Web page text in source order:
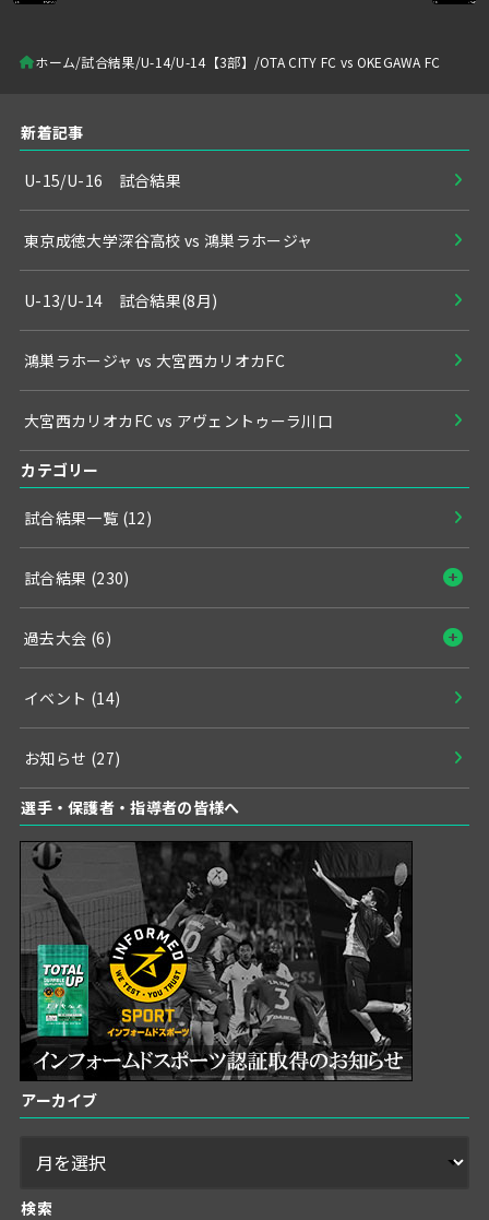
ホーム 試合結果 U-14 U-14【3部】 OTA CITY FC vs OKEGAWA FC
新着記事
U-15/U-16 試合結果
東京成徳大学深谷高校 vs 鴻巣ラホージャ
U-13/U-14 試合結果(8月)
鴻巣ラホージャ vs 大宮西カリオカFC
大宮西カリオカFC vs アヴェントゥーラ川口
カテゴリー
試合結果一覧 (12)
試合結果 (230)
過去大会 (6)
イベント (14)
お知らせ (27)
選手・保護者・指導者の皆様へ
アーカイブ
検索